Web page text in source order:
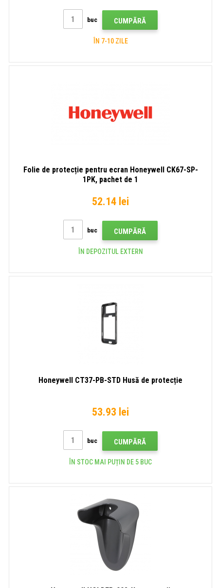
buc CUMPĂRĂ
ÎN 7-10 ZILE
Folie de protecție pentru ecran Honeywell CK67-SP-
1PK, pachet de 1
52.14 lei
buc CUMPĂRĂ
ÎN DEPOZITUL EXTERN
Honeywell CT37-PB-STD Husă de protecție
53.93 lei
buc CUMPĂRĂ
ÎN STOC MAI PUȚIN DE 5 BUC